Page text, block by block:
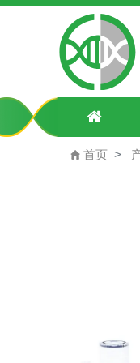
pLV3-CMV-
首页